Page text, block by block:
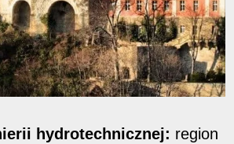
hydrotechnicznej: region